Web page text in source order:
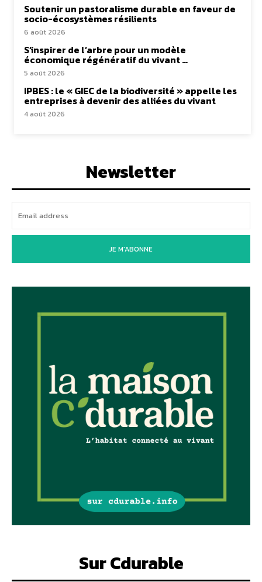
Soutenir un pastoralisme durable en faveur de
socio-écosystèmes résilients
6 août 2026
S’inspirer de l’arbre pour un modèle
économique régénératif du vivant …
5 août 2026
IPBES : le « GIEC de la biodiversité » appelle les
entreprises à devenir des alliées du vivant
4 août 2026
Newsletter
JE M'ABONNE
Sur Cdurable